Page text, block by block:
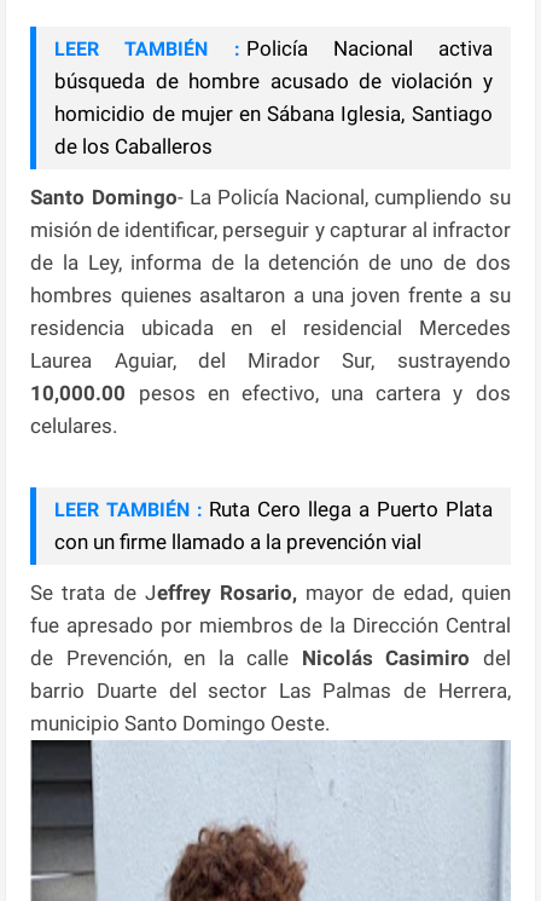
LEER TAMBIÉN : Policía Nacional activa
búsqueda de hombre acusado de violación y
homicidio de mujer en Sábana Iglesia, Santiago
de los Caballeros
Santo Domingo- La Policía Nacional, cumpliendo su
misión de identificar, perseguir y capturar al infractor
de la Ley, informa de la detención de uno de dos
hombres quienes asaltaron a una joven frente a su
residencia ubicada en el residencial Mercedes
Laurea Aguiar, del Mirador Sur, sustrayendo
10,000.00 pesos en efectivo, una cartera y dos
celulares.
LEER TAMBIÉN : Ruta Cero llega a Puerto Plata
con un firme llamado a la prevención vial
Se trata de Jeffrey Rosario,mayor de edad, quien
fue apresado por miembros de la Dirección Central
de Prevención, en la calle Nicolás Casimiro del
barrio Duarte del sector Las Palmas de Herrera,
municipio Santo Domingo Oeste.